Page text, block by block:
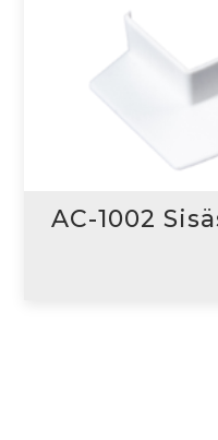
AC-1002